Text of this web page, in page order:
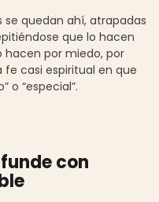
se quedan ahí, atrapadas
que lo hacen
hacen por miedo, por
fe casi espiritual en que
o “especial”.
con